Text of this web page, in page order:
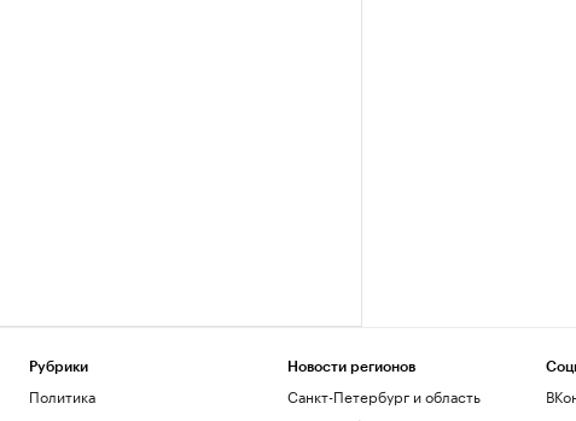
Рубрики
Политика
Новости регионов
Санкт-Петербург и область